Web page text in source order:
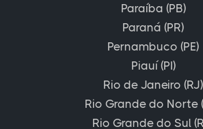
Paraíba (PB)
Paraná (PR)
Pernambuco (PE)
Piauí (PI)
Rio de Janeiro (RJ)
Rio Grande do Norte
Rio Grande do Sul